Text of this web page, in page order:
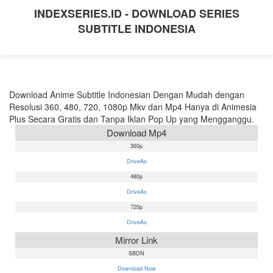
INDEXSERIES.ID - DOWNLOAD SERIES
SUBTITLE INDONESIA
Download Anime Subtitle Indonesian Dengan Mudah dengan
Resolusi 360, 480, 720, 1080p Mkv dan Mp4 Hanya di Animesia
Plus Secara Gratis dan Tanpa Iklan Pop Up yang Mengganggu.
Download Mp4
360p
DriveAs
480p
DriveAs
720p
DriveAs
Mirror Link
SBDN
Download Now